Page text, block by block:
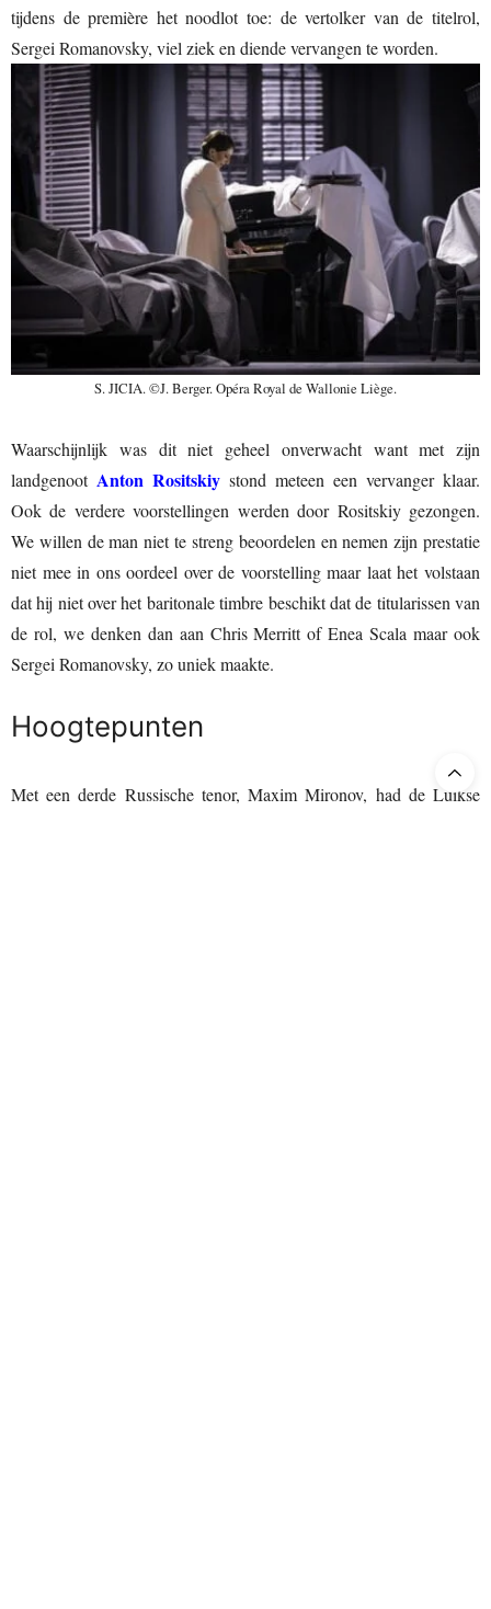
tijdens de première het noodlot toe: de vertolker van de titelrol,
Sergei Romanovsky, viel ziek en diende vervangen te worden.
S. JICIA. ©J. Berger. Opéra Royal de Wallonie Liège.
Waarschijnlijk was dit niet geheel onverwacht want met zijn
landgenoot Anton Rositskiy stond meteen een vervanger klaar.
Ook de verdere voorstellingen werden door Rositskiy gezongen.
We willen de man niet te streng beoordelen en nemen zijn prestatie
niet mee in ons oordeel over de voorstelling maar laat het volstaan
dat hij niet over het baritonale timbre beschikt dat de titularissen van
de rol, we denken dan aan Chris Merritt of Enea Scala maar ook
Sergei Romanovsky, zo uniek maakte.
Hoogtepunten
Met een derde Russische tenor, Maxim Mironov, had de Luikse